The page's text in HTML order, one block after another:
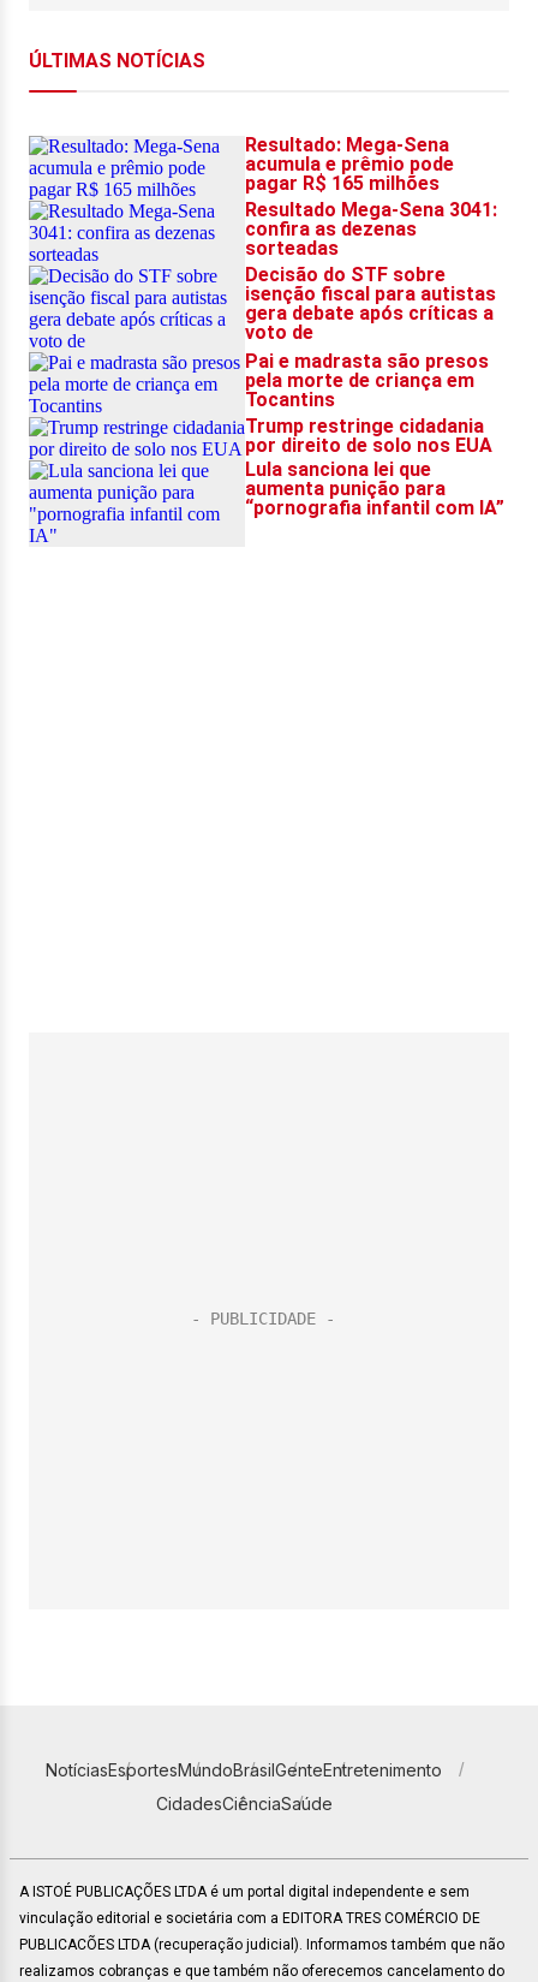
NotíciasEsportesMundoBrasilGenteEntretenimento
CidadesCiênciaSaúde
A ISTOÉ PUBLICAÇÕES LTDA é um portal digital independente e sem
vinculação editorial e societária com a EDITORA TRES COMÉRCIO DE
PUBLICACÕES LTDA (recuperação judicial). Informamos também que não
realizamos cobranças e que também não oferecemos cancelamento do